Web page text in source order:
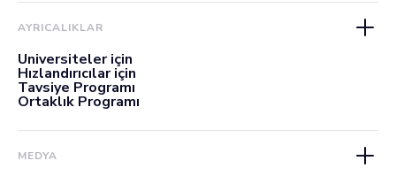
AYRICALIKLAR
Üniversiteler için
Hızlandırıcılar için
Tavsiye Programı
Ortaklık Programı
MEDYA